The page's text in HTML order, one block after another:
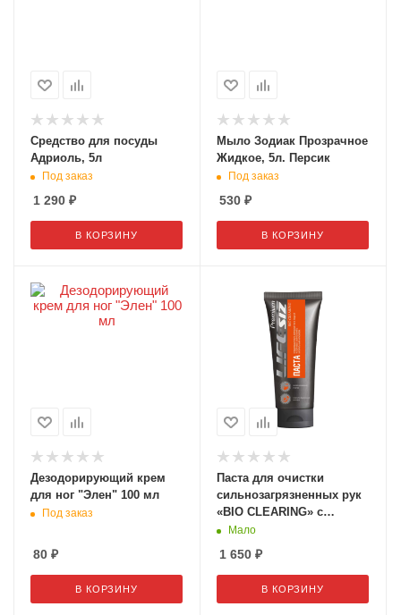
Средство для посуды
Адриоль, 5л
Под заказ
1 290 ₽
В КОРЗИНУ
Мыло Зодиак Прозрачное
Жидкое, 5л. Персик
Под заказ
530 ₽
В КОРЗИНУ
Дезодорирующий крем
для ног "Элен" 100 мл
Под заказ
80 ₽
В КОРЗИНУ
Паста для очистки
сильнозагрязненных рук
«BIO CLEARING» с
помпой 2000 мл
Мало
1 650 ₽
В КОРЗИНУ